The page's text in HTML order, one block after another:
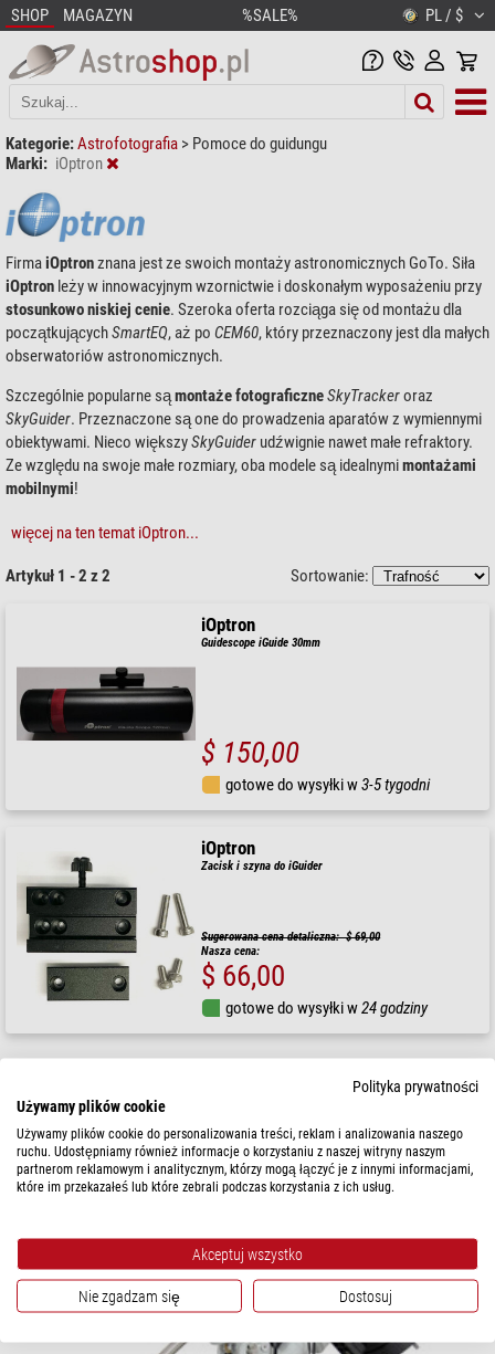
SHOP MAGAZYN %SALE% PL / $
Kategorie:Astrofotografia > Pomoce do guidungu
Marki: iOptron
FirmaiOptronznana jest ze swoich montaży astronomicznych GoTo. Siła
iOptron leży w innowacyjnym wzornictwie i doskonałym wyposażeniu przy
stosunkowo niskiej cenie. Szeroka oferta rozciąga się od montażu dla
początkującychSmartEQ, aż po CEM60, który przeznaczony jest dla małych
obserwatoriów astronomicznych.
Szczególnie popularne sąmontaże fotograficzneSkyTrackeroraz
SkyGuider. Przeznaczone są one do prowadzenia aparatów z wymiennymi
obiektywami. Nieco większySkyGuider udźwignie nawet małe refraktory.
Ze względu na swoje małe rozmiary, oba modele są idealnymimontażami
mobilnymi!
więcej na ten temat iOptron...
Artykuł 1 - 2 z 2 Sortowanie:
iOptron
Guidescope iGuide 30mm
$ 150,00
gotowe do wysyłki w3-5 tygodni
iOptron
Zacisk i szyna do iGuider
Sugerowana cena detaliczna: $ 69,00
Nasza cena:
$ 66,00
gotowe do wysyłki w24 godziny
Polityka prywatności
Używamy plików cookie
Używamy plików cookie do personalizowania treści, reklam i analizowania naszego
ruchu. Udostępniamy również informacje o korzystaniu z naszej witryny naszym
partnerom reklamowym i analitycznym, którzy mogą łączyć je z innymi informacjami,
które im przekazałeś lub które zebrali podczas korzystania z ich usług.
Akceptuj wszystko
Nie zgadzam się Dostosuj